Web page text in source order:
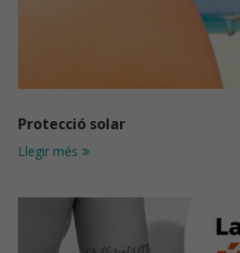
Protecció solar
Llegir més